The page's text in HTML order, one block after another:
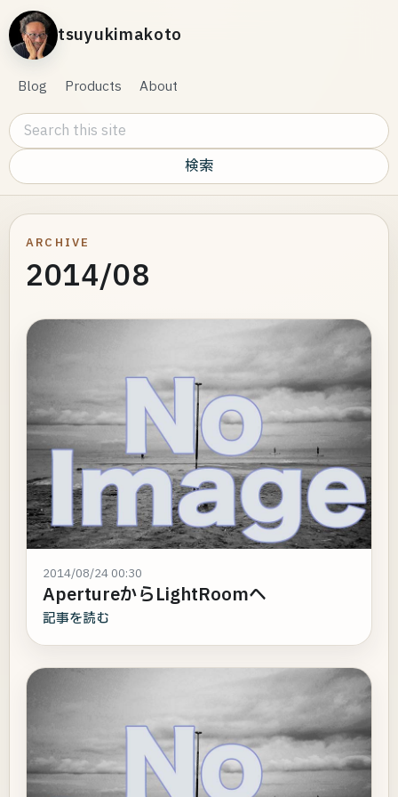
tsuyukimakoto
Blog Products About
Search this site
ARCHIVE
2014/08
2014/08/24 00:30
ApertureからLightRoomへ
記事を読む